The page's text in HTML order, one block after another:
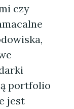
czy
portfolio
jest